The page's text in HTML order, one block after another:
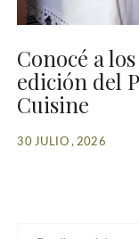
Conocé a
edición del
Cuisine
30 JULIO , 2026